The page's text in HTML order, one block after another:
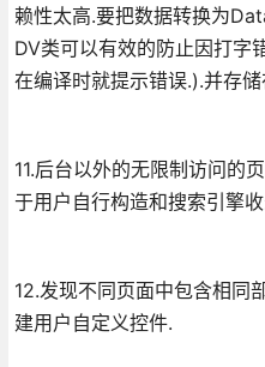
赖性太高.要把数据转换为
DV类可以有效的防止因打字
在编译时就提示错误.).并存
11.后台以外的无限制访问的
于用户自行构造和搜索引擎
12.发现不同页面中包含相同
建用户自定义控件.